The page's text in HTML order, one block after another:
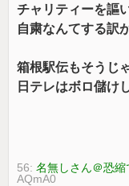
チャリティーを謳
自粛なんてする訳
箱根駅伝もそうじ
日テレはボロ儲け
56:名無しさん＠恐縮
AQmA0